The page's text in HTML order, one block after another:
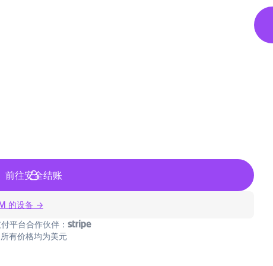
前往安全结账
的设备 →
平台合作伙伴：
所有价格均为美元